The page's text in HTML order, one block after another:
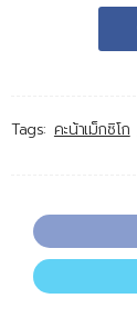
Tags: คะน้าเม็กซิโก